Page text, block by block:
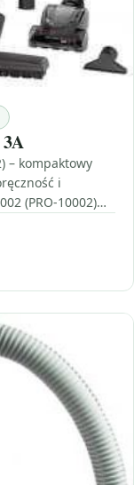
– kompaktowy
i
(PRO-10002)